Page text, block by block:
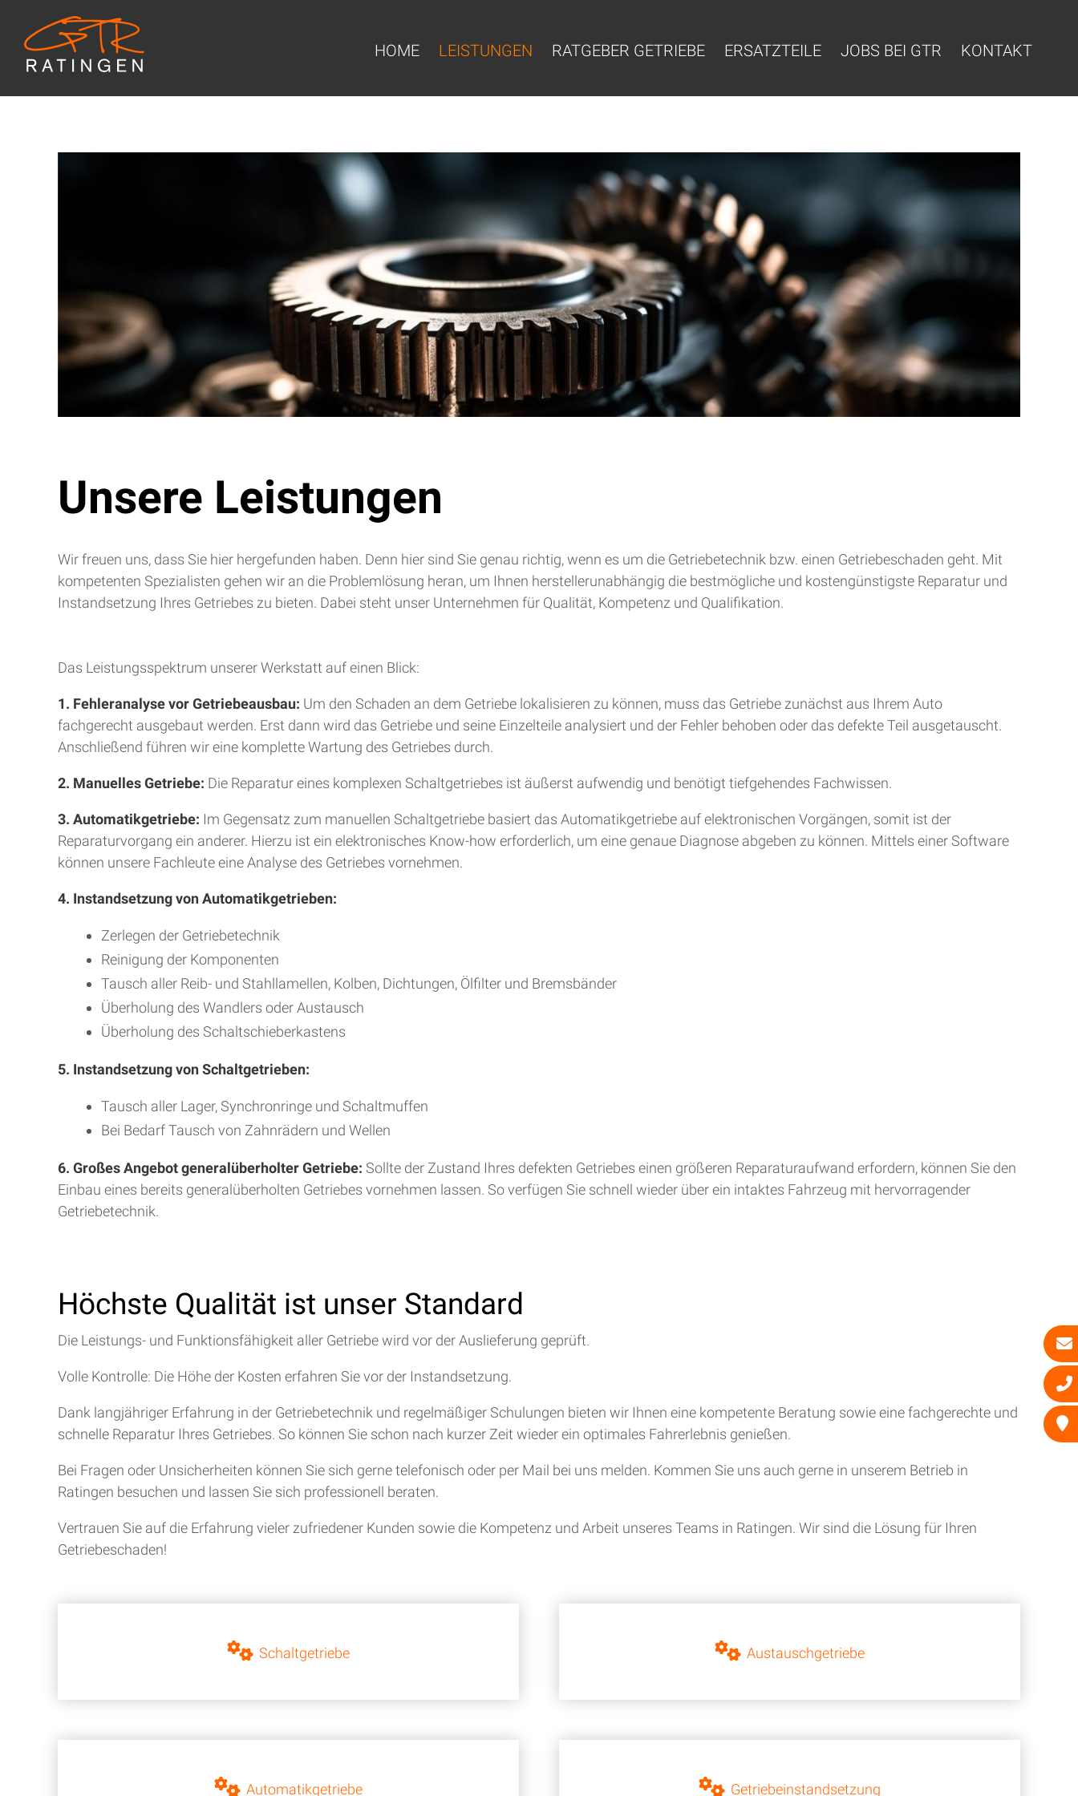
HOME LEISTUNGEN RATGEBER GETRIEBE ERSATZTEILE JOBS BEI GTR KONTAKT
Unsere Leistungen
Wir freuen uns, dass Sie hier hergefunden haben. Denn hier sind Sie genau richtig, wenn es um die Getriebetechnik bzw. einen Getriebeschaden geht. Mit
kompetenten Spezialisten gehen wir an die Problemlösung heran, um Ihnen herstellerunabhängig die bestmögliche und kostengünstigste Reparatur und
Instandsetzung Ihres Getriebes zu bieten. Dabei steht unser Unternehmen für Qualität, Kompetenz und Qualifikation.
Das Leistungsspektrum unserer Werkstatt auf einen Blick:
1. Fehleranalyse vor Getriebeausbau: Um den Schaden an dem Getriebe lokalisieren zu können, muss das Getriebe zunächst aus Ihrem Auto
fachgerecht ausgebaut werden. Erst dann wird das Getriebe und seine Einzelteile analysiert und der Fehler behoben oder das defekte Teil ausgetauscht.
Anschließend führen wir eine komplette Wartung des Getriebes durch.
2. Manuelles Getriebe: Die Reparatur eines komplexen Schaltgetriebes ist äußerst aufwendig und benötigt tiefgehendes Fachwissen.
3. Automatikgetriebe: Im Gegensatz zum manuellen Schaltgetriebe basiert das Automatikgetriebe auf elektronischen Vorgängen, somit ist der
Reparaturvorgang ein anderer. Hierzu ist ein elektronisches Know-how erforderlich, um eine genaue Diagnose abgeben zu können. Mittels einer Software
können unsere Fachleute eine Analyse des Getriebes vornehmen.
4. Instandsetzung von Automatikgetrieben:
Zerlegen der Getriebetechnik
Reinigung der Komponenten
Tausch aller Reib- und Stahllamellen, Kolben, Dichtungen, Ölfilter und Bremsbänder
Überholung des Wandlers oder Austausch
Überholung des Schaltschieberkastens
5. Instandsetzung von Schaltgetrieben:
Tausch aller Lager, Synchronringe und Schaltmuffen
Bei Bedarf Tausch von Zahnrädern und Wellen
6. Großes Angebot generalüberholter Getriebe: Sollte der Zustand Ihres defekten Getriebes einen größeren Reparaturaufwand erfordern, können Sie den
Einbau eines bereits generalüberholten Getriebes vornehmen lassen. So verfügen Sie schnell wieder über ein intaktes Fahrzeug mit hervorragender
Getriebetechnik.
Höchste Qualität ist unser Standard
Die Leistungs- und Funktionsfähigkeit aller Getriebe wird vor der Auslieferung geprüft.
Volle Kontrolle: Die Höhe der Kosten erfahren Sie vor der Instandsetzung.
Dank langjähriger Erfahrung in der Getriebetechnik und regelmäßiger Schulungen bieten wir Ihnen eine kompetente Beratung sowie eine fachgerechte und
schnelle Reparatur Ihres Getriebes. So können Sie schon nach kurzer Zeit wieder ein optimales Fahrerlebnis genießen.
Bei Fragen oder Unsicherheiten können Sie sich gerne telefonisch oder per Mail bei uns melden. Kommen Sie uns auch gerne in unserem Betrieb in
Ratingen besuchen und lassen Sie sich professionell beraten.
Vertrauen Sie auf die Erfahrung vieler zufriedener Kunden sowie die Kompetenz und Arbeit unseres Teams in Ratingen. Wir sind die Lösung für Ihren
Getriebeschaden!
Schaltgetriebe Austauschgetriebe
Automatikgetriebe Getriebeinstandsetzung